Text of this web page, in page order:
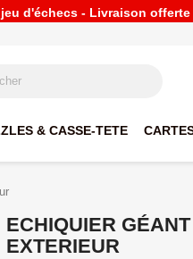
d'échecs - Livraison offerte
& CASSE-TETE
ECHIQUIER
EXTERIEUR